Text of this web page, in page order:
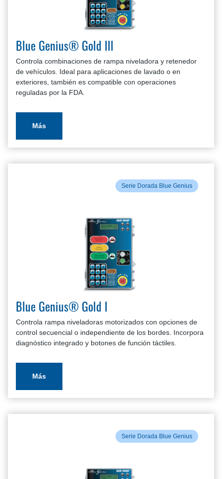
Blue Genius® Gold III
Controla combinaciones de rampa niveladora y retenedor
de vehículos. Ideal para aplicaciones de lavado o en
exteriores, también es compatible con operaciones
reguladas por la FDA.
Más
Serie Dorada Blue Genius
Blue Genius® Gold I
Controla rampa niveladoras motorizados con opciones de
control secuencial o independiente de los bordes. Incorpora
diagnóstico integrado y botones de función táctiles.
Más
Serie Dorada Blue Genius